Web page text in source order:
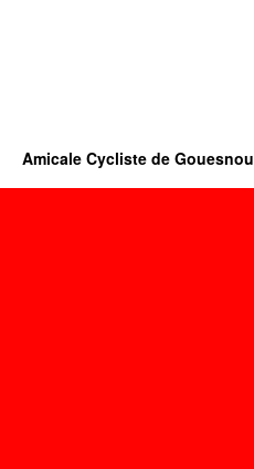
Amicale Cycliste de Gouesnou